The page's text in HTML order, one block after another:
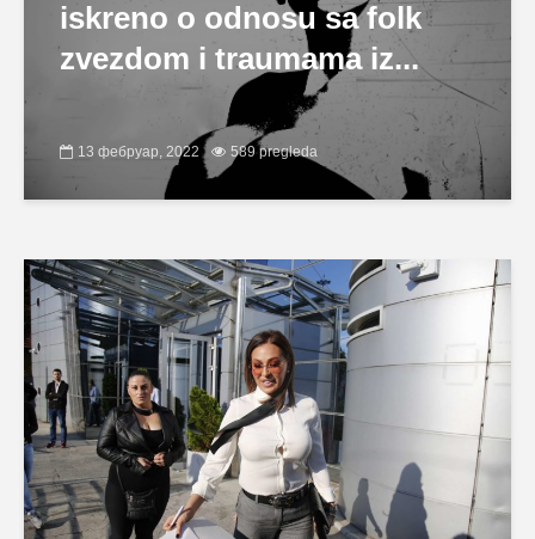
iskreno o odnosu sa folk
zvezdom i traumama iz...
13 фебруар, 2022 589 pregleda